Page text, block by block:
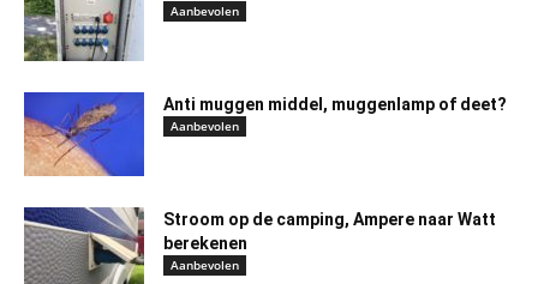
Aanbevolen
Anti muggen middel, muggenlamp of deet?
Aanbevolen
Stroom op de camping, Ampere naar Watt
berekenen
Aanbevolen